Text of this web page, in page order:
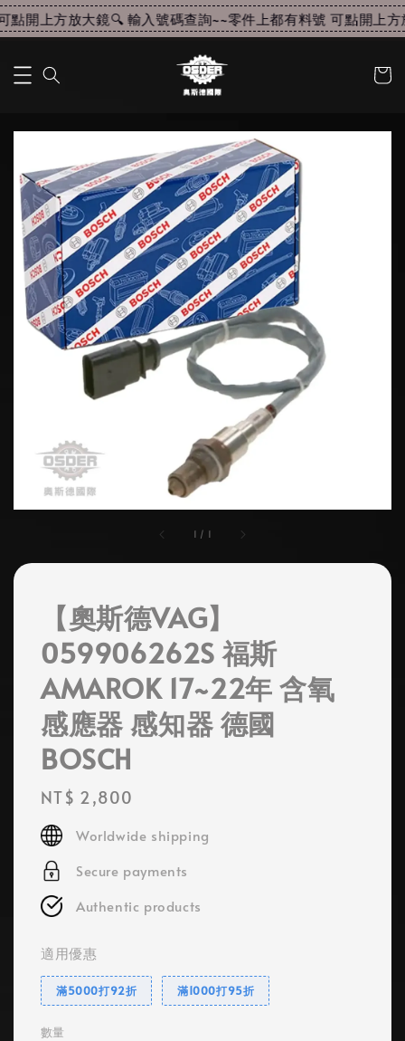
開上方放大鏡🔍 輸入號碼查詢~~零件上都有料號 可點開上方
1 / 1
【奧斯德VAG】
059906262S 福斯
AMAROK 17~22年 含氧
感應器 感知器 德國
BOSCH
Regular
price
NT$ 2,800
Worldwide shipping
Secure payments
Authentic products
適用優惠
滿5000打92折 滿1000打95折
數量